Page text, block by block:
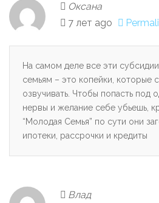
Оксана
7 лет ago
На самом деле все эти
семьям – это копейки, которые
озвучивать. Чтобы попасть под
нервы и желание себе убьешь,
“Молодая Семья” по сути они
ипотеки, рассрочки и кредиты
Влад